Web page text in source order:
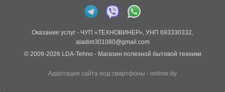
Оказание услуг - ЧУП «ТЕХНОВИНЕР», УНП 693330332,
aladim301080@gmail.com
© 2009-2026 LDA-Tehno - Магазин полезной бытовой техники
Адаптация сайта под смартфоны - onlime.by